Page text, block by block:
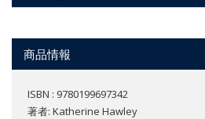
商品情報
ISBN : 9780199697342
著者: Katherine Hawley